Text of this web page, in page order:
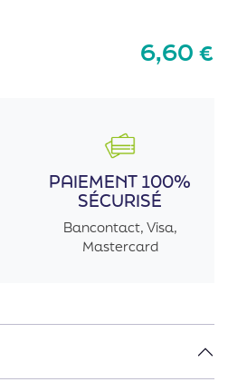
6,60 €
PAIEMENT 100%
SÉCURISÉ
Bancontact, Visa,
Mastercard